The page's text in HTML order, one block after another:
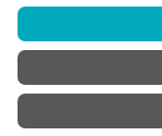
Altersprüfung
Achtung:um diesen
18 Jahre alt